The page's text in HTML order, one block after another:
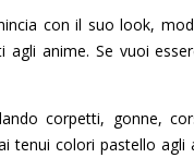
con il suo look,
anime. Se vuoi
corpetti, gonne,
tenui colori pastello